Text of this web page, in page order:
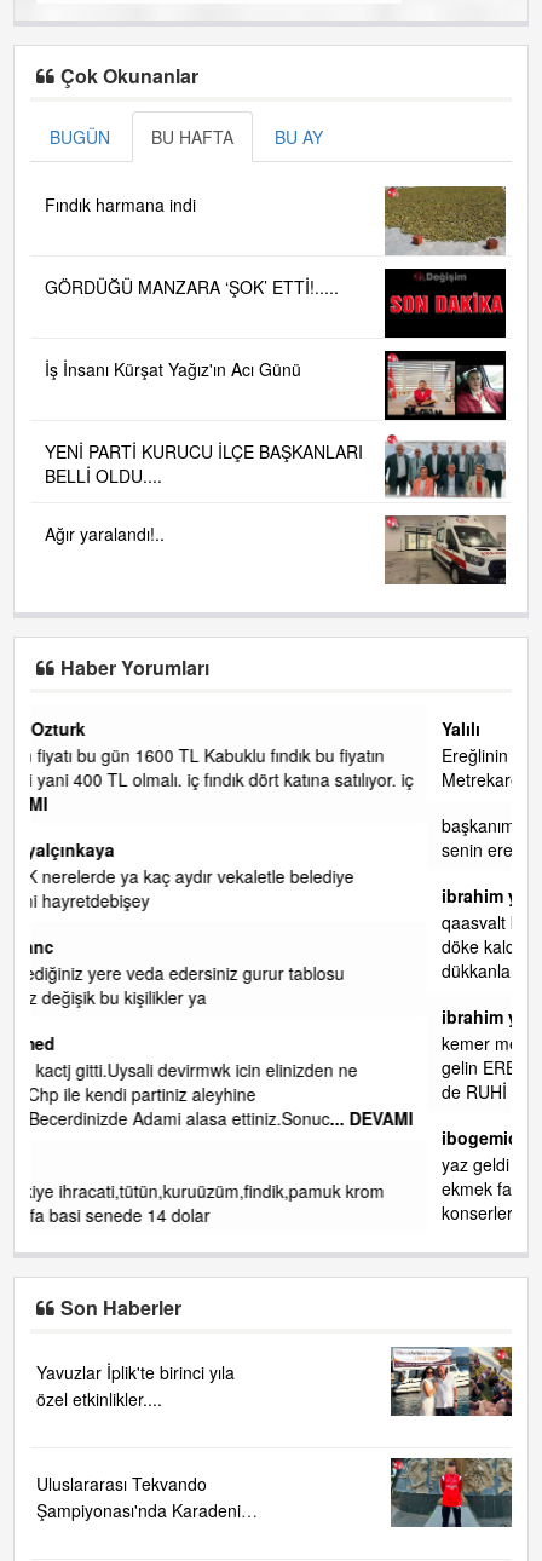
Çok Okunanlar
BUGÜN BU HAFTA BU AY
Fındık harmana indi
GÖRDÜĞÜ MANZARA ‘ŞOK’ ETTİ!.....
İş İnsanı Kürşat Yağız'ın Acı Günü
YENİ PARTİ KURUCU İLÇE BAŞKANLARI
BELLİ OLDU....
Ağır yaralandı!..
Haber Yorumları
iç
Yalılı
Ereğlinin en değerli en gözde yeri yalı caddesi ve çevresidir.
Metrekaresi 500 bin liraya alamazsın.
başkanım seni belediye başkanlığında da görmek isteriz
senin ereyliye katkın çok oldu daha da olacaktır
ibrahim yalçınkaya
qaasvalt kansorejen madde mahalle aralarında asvalt döke
döke kaldırımlar ana yoldan aşağıda kaldı bi yağmurda
dükkanları su basacak ma... DEVAMI
ibrahim yalçınkaya
kemer mezarlık altı CİĞİRLİK deniz kenarına giden yola
gelin EREĞLİ BELEDİYESİ o boruları zamanında tüm ereğli
de RUHİ CÖBEKOĞLU... DEVAMI
yaz geldi layyy layyy layy lom festivalleri başladı biz halk
ekmek fabrikası kent lokantası diyoruz ağacum yaz
konserleri diyor
Son Haberler
Yavuzlar İplik'te birinci yıla
özel etkinlikler....
Uluslararası Tekvando
Şampiyonası'nda Karadeniz